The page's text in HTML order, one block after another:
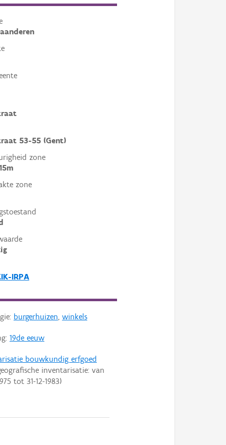
53-55 (Gent)
zone
zone
IRPA
burgerhuizen, winkels
19de eeuw
bouwkundig erfgoed
inventarisatie: van
tot 31-12-1983)